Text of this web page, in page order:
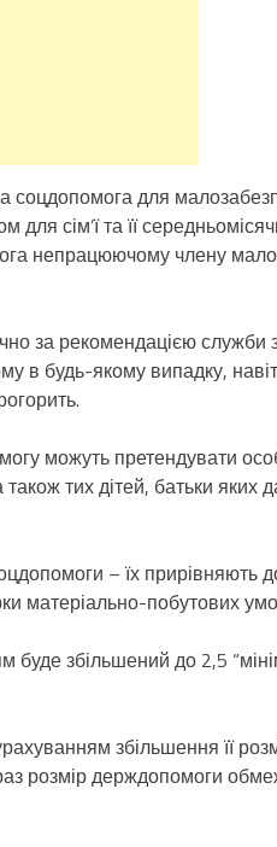
для
для сім’ї та її
непрацюючому члену
за рекомендацією служби
в будь-якому випадку,
можуть претендувати
тих дітей, батьки яких
– їх прирівняють
матеріально-побутових
буде збільшений до 2,5
збільшення її
розмір держдопомоги